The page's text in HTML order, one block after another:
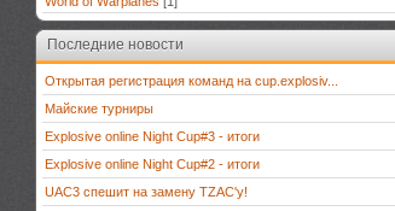
Последние новости
Открытая регистрация команд на cup.explosiv...
Майские турниры
Explosive online Night Cup#3 - итоги
Explosive online Night Cup#2 - итоги
UAC3 спешит на замену TZAC'y!